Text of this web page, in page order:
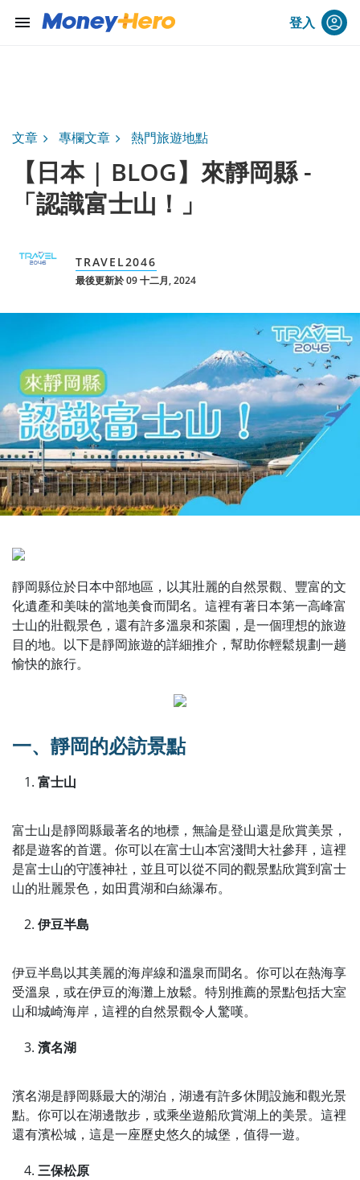
menu 登入
文章 專欄文章 熱門旅遊地點
【日本 | BLOG】來靜岡縣 -
「認識富士山！」
TRAVEL2046
最後更新於 09 十二月, 2024
靜岡縣位於日本中部地區，以其壯麗的自然景觀、豐富的文
化遺產和美味的當地美食而聞名。這裡有著日本第一高峰富
士山的壯觀景色，還有許多溫泉和茶園，是一個理想的旅遊
目的地。以下是靜岡旅遊的詳細推介，幫助你輕鬆規劃一趟
愉快的旅行。
一、靜岡的必訪景點
富士山
富士山是靜岡縣最著名的地標，無論是登山還是欣賞美景，
都是遊客的首選。你可以在富士山本宮淺間大社參拜，這裡
是富士山的守護神社，並且可以從不同的觀景點欣賞到富士
山的壯麗景色，如田貫湖和白絲瀑布。
伊豆半島
伊豆半島以其美麗的海岸線和溫泉而聞名。你可以在熱海享
受溫泉，或在伊豆的海灘上放鬆。特別推薦的景點包括大室
山和城崎海岸，這裡的自然景觀令人驚嘆。
濱名湖
濱名湖是靜岡縣最大的湖泊，湖邊有許多休閒設施和觀光景
點。你可以在湖邊散步，或乘坐遊船欣賞湖上的美景。這裡
還有濱松城，這是一座歷史悠久的城堡，值得一遊。
三保松原